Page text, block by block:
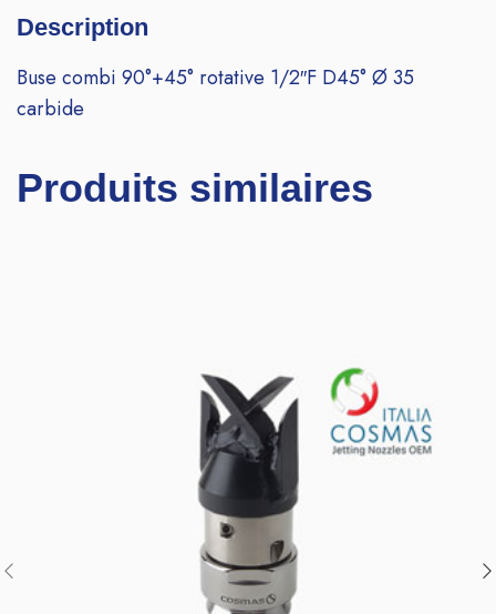
Description
Buse combi 90°+45° rotative 1/2″F D45° Ø 35
carbide
Produits similaires